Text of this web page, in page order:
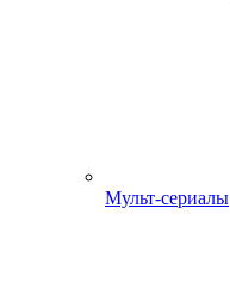
Мульт-сериалы